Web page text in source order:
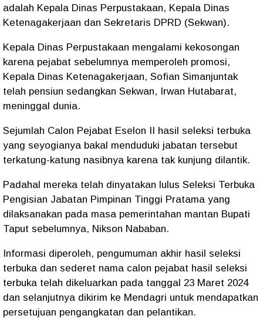
adalah Kepala Dinas Perpustakaan, Kepala Dinas
Ketenagakerjaan dan Sekretaris DPRD (Sekwan).
Kepala Dinas Perpustakaan mengalami kekosongan
karena pejabat sebelumnya memperoleh promosi,
Kepala Dinas Ketenagakerjaan, Sofian Simanjuntak
telah pensiun sedangkan Sekwan, Irwan Hutabarat,
meninggal dunia.
Sejumlah Calon Pejabat Eselon II hasil seleksi terbuka
yang seyogianya bakal menduduki jabatan tersebut
terkatung-katung nasibnya karena tak kunjung dilantik.
Padahal mereka telah dinyatakan lulus Seleksi Terbuka
Pengisian Jabatan Pimpinan Tinggi Pratama yang
dilaksanakan pada masa pemerintahan mantan Bupati
Taput sebelumnya, Nikson Nababan.
Informasi diperoleh, pengumuman akhir hasil seleksi
terbuka dan sederet nama calon pejabat hasil seleksi
terbuka telah dikeluarkan pada tanggal 23 Maret 2024
dan selanjutnya dikirim ke Mendagri untuk mendapatkan
persetujuan pengangkatan dan pelantikan.